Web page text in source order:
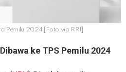
Pemilu 2024 [Foto via RRI]
ke TPS Pemilu 2024